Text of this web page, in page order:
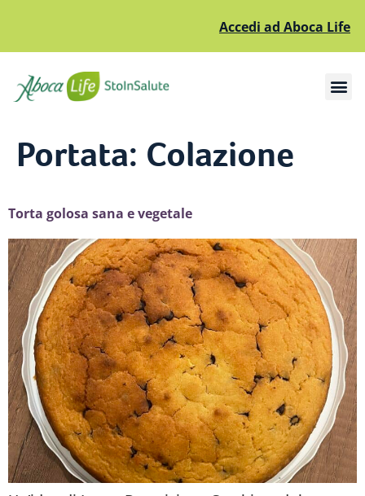
Accedi ad Aboca Life
Portata: Colazione
Torta golosa sana e vegetale